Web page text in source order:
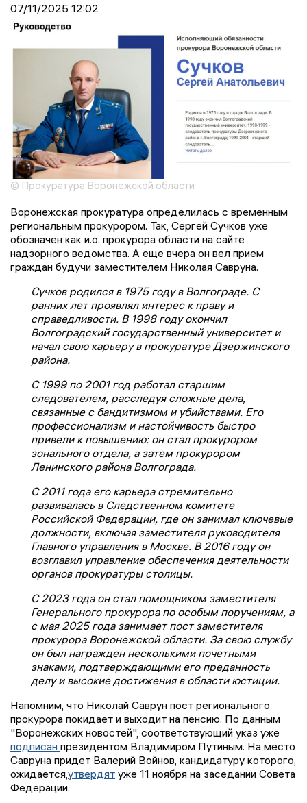
07/11/2025 12:02
© Прокуратура Воронежской области
Воронежская прокуратура определилась с временным
региональным прокурором. Так, Сергей Сучков уже
обозначен как и.о. прокурора области на сайте
надзорного ведомства. А еще вчера он вел прием
граждан будучи заместителем Николая Савруна.
Сучков родился в 1975 году в Волгограде. С
ранних лет проявлял интерес к праву и
справедливости. В 1998 году окончил
Волгоградский государственный университет и
начал свою карьеру в прокуратуре Дзержинского
района.
С 1999 по 2001 год работал старшим
следователем, расследуя сложные дела,
связанные с бандитизмом и убийствами. Его
профессионализм и настойчивость быстро
привели к повышению: он стал прокурором
зонального отдела, а затем прокурором
Ленинского района Волгограда.
С 2011 года его карьера стремительно
развивалась в Следственном комитете
Российской Федерации, где он занимал ключевые
должности, включая заместителя руководителя
Главного управления в Москве. В 2016 году он
возглавил управление обеспечения деятельности
органов прокуратуры столицы.
С 2023 года он стал помощником заместителя
Генерального прокурора по особым поручениям, а
с мая 2025 года занимает пост заместителя
прокурора Воронежской области. За свою службу
он был награжден несколькими почетными
знаками, подтверждающими его преданность
делу и высокие достижения в области юстиции.
Напомним, что Николай Саврун пост регионального
прокурора покидает и выходит на пенсию. По данным
"Воронежских новостей", соответствующий указ уже
подписан президентом Владимиром Путиным. На место
Савруна придет Валерий Войнов, кандидатуру которого,
ожидается,утвердят уже 11 ноября на заседании Совета
Федерации.